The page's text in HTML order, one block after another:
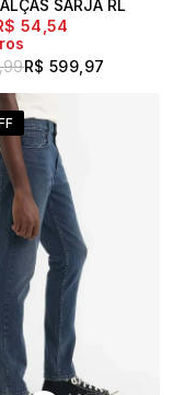
SARJA RL
R$ 599,97
54,54